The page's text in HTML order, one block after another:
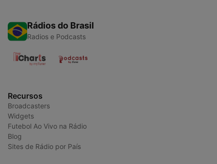
Rádios do Brasil
Radios e Podcasts
Recursos
Broadcasters
Widgets
Futebol Ao Vivo na Rádio
Blog
Sites de Rádio por País